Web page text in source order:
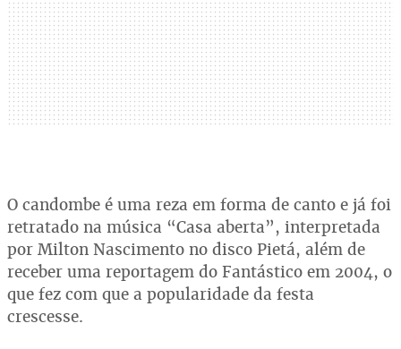
O candombe é uma reza em forma de canto e já foi
retratado na música “Casa aberta”, interpretada
por Milton Nascimento no disco Pietá, além de
receber uma reportagem do Fantástico em 2004, o
que fez com que a popularidade da festa
crescesse.